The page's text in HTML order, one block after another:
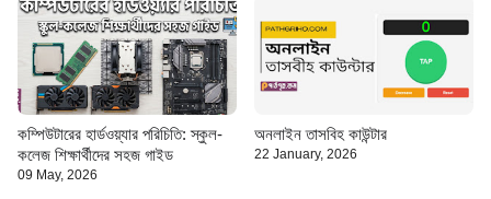
কম্পিউটারের হার্ডওয়্যার পরিচিতি: স্কুল-
কলেজ শিক্ষার্থীদের সহজ গাইড
09 May, 2026
অনলাইন তাসবিহ কাউন্টার
22 January, 2026